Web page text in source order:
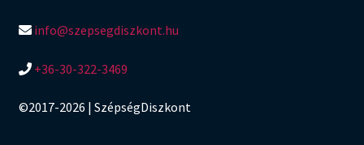
info@szepsegdiszkont.hu
+36-30-322-3469
©2017-2026 | SzépségDiszkont